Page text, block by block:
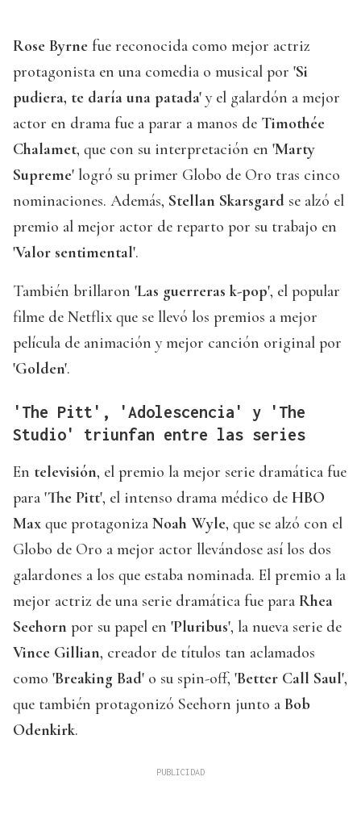
Rose Byrne fue reconocida como mejor actriz
protagonista en una comedia o musical por 'Si
pudiera, te daría una patada' y el galardón a mejor
actor en drama fue a parar a manos de Timothée
Chalamet, que con su interpretación en 'Marty
Supreme' logró su primer Globo de Oro tras cinco
nominaciones. Además, Stellan Skarsgard se alzó el
premio al mejor actor de reparto por su trabajo en
'Valor sentimental'.
También brillaron 'Las guerreras k-pop', el popular
filme de Netflix que se llevó los premios a mejor
película de animación y mejor canción original por
'Golden'.
'The Pitt', 'Adolescencia' y 'The
Studio' triunfan entre las series
En televisión, el premio la mejor serie dramática fue
para 'The Pitt', el intenso drama médico de HBO
Max que protagoniza Noah Wyle, que se alzó con el
Globo de Oro a mejor actor llevándose así los dos
galardones a los que estaba nominada. El premio a la
mejor actriz de una serie dramática fue para Rhea
Seehorn por su papel en 'Pluribus', la nueva serie de
Vince Gillian, creador de títulos tan aclamados
como 'Breaking Bad' o su spin-off, 'Better Call Saul',
que también protagonizó Seehorn junto a Bob
Odenkirk.